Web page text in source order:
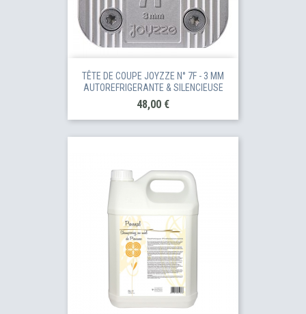
TÊTE DE COUPE JOYZZE N° 7F - 3 MM
AUTOREFRIGERANTE & SILENCIEUSE
Prix
48,00 €